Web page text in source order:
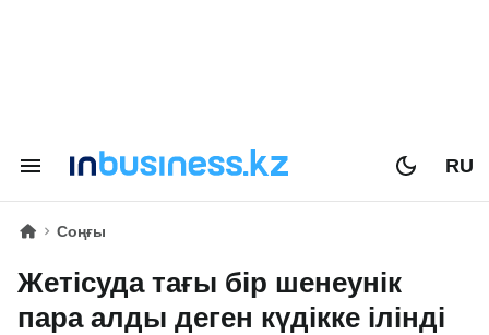
RU
Соңғы
Жетісуда тағы бір шенеунік
пара алды деген күдікке ілінді